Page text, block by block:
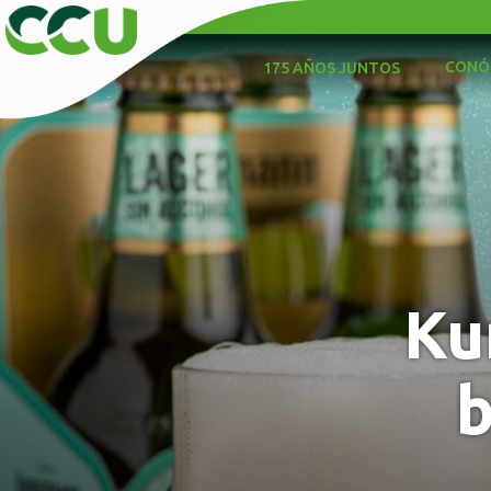
175 AÑOS JUNTOS